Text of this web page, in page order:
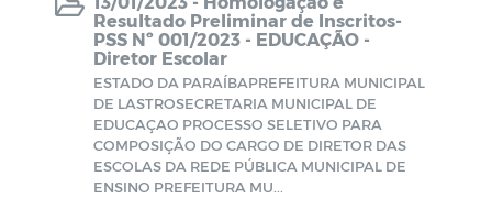
Resultado Preliminar de Inscritos-
PSS Nº 001/2023 - EDUCAÇÃO -
Diretor Escolar
ESTADO DA PARAÍBAPREFEITURA MUNICIPAL
DE LASTROSECRETARIA MUNICIPAL DE
EDUCAÇAO PROCESSO SELETIVO PARA
COMPOSIÇÃO DO CARGO DE DIRETOR DAS
ESCOLAS DA REDE PÚBLICA MUNICIPAL DE
ENSINO PREFEITURA MU...